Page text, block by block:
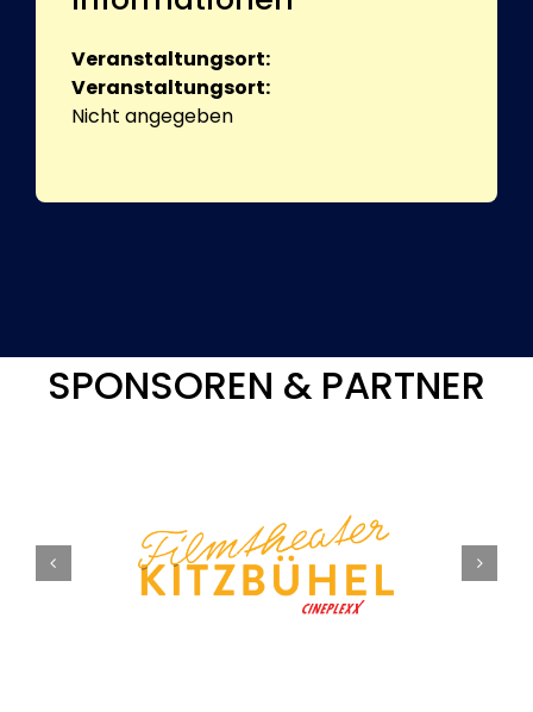
Veranstaltungsort:
Veranstaltungsort:
Nicht angegeben
SPONSOREN & PARTNER